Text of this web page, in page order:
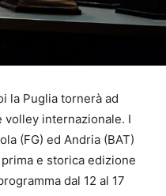
la Puglia tornerà ad
internazionale. I
(FG) ed Andria (BAT)
e storica edizione
dal 12 al 17